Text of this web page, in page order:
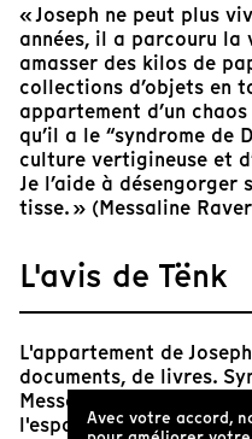
« Joseph ne peut plus
années, il a parcouru
amasser des kilos de
collections d’objets en
appartement d’un
qu’il a le “syndrome de
culture vertigineuse et
Je l’aide à désengorger
tisse. » (Messaline
L'avis de Tënk
L'appartement de
documents, de livres.
Messaline Raverdy
l'espace. Elle observe
Avec votre accord,